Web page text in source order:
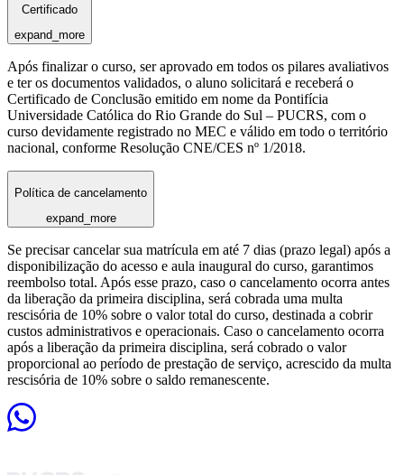
Certificado
expand_more
Após finalizar o curso, ser aprovado em todos os pilares avaliativos
e ter os documentos validados, o aluno solicitará e receberá o
Certificado de Conclusão emitido em nome da Pontifícia
Universidade Católica do Rio Grande do Sul – PUCRS, com o
curso devidamente registrado no MEC e válido em todo o território
nacional, conforme Resolução CNE/CES nº 1/2018.
Política de cancelamento
expand_more
Se precisar cancelar sua matrícula em até 7 dias (prazo legal) após a
disponibilização do acesso e aula inaugural do curso, garantimos
reembolso total. Após esse prazo, caso o cancelamento ocorra antes
da liberação da primeira disciplina, será cobrada uma multa
rescisória de 10% sobre o valor total do curso, destinada a cobrir
custos administrativos e operacionais. Caso o cancelamento ocorra
após a liberação da primeira disciplina, será cobrado o valor
proporcional ao período de prestação de serviço, acrescido da multa
rescisória de 10% sobre o saldo remanescente.